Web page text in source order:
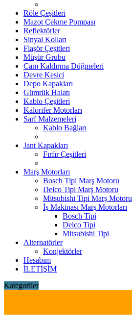
Röle Çeşitleri
Mazot Çekme Pompası
Reflektörler
Sinyal Kolları
Flaşör Çeşitleri
Müşür Grubu
Cam Kaldırma Düğmeleri
Devre Kesici
Depo Kapakları
Gümrük Halatı
Kablo Çeşitleri
Kalorifer Motorları
Sarf Malzemeleri
Kablo Bağları
Jant Kapakları
Fırfır Çeşitleri
Marş Motorları
Bosch Tipi Marş Motoru
Delco Tipi Marş Motoru
Mitsubishi Tipi Marş Motoru
İş Makinası Marş Motorları
Bosch Tipi
Delco Tipi
Mitsubishi Tipi
Alternatörler
Konjektörler
Hesabım
İLETİŞİM
Kategoriler